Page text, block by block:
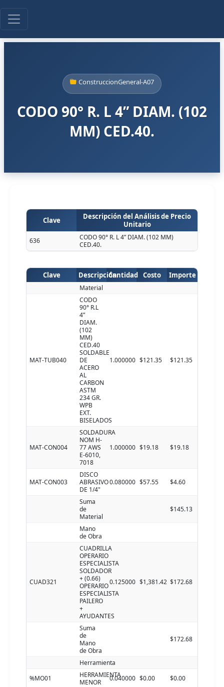
ConstruccionGeneral-A07
CODO 90° R. L 4” DIAM. (102
MM) CED.40.
Clave
Descripción del Análisis de Precio
Unitario
636
CODO 90° R. L 4” DIAM. (102 MM)
CED.40.
Clave DescripciónCantidad Costo Importe
Material
MAT-TUB040
CODO
90° R.L
4”
DIAM.
(102
MM)
CED.40
SOLDABLE
DE
ACERO
AL
CARBON
ASTM
234 GR.
WPB
EXT.
BISELADOS
1.000000 $121.35 $121.35
MAT-CON004
SOLDADURA
NOM H-
77 AWS
E-6010,
7018
1.000000 $19.18 $19.18
MAT-CON003
DISCO
ABRASIVO
DE 1/4"
0.080000 $57.55 $4.60
Suma
de
Material
$145.13
Mano
de Obra
CUAD321
CUADRILLA
OPERARIO
ESPECIALISTA
SOLDADOR
+ (0.66)
OPERARIO
ESPECIALISTA
PAILERO
+
AYUDANTES
0.125000 $1,381.42 $172.68
Suma
de
Mano
de Obra
$172.68
Herramienta
%MO01
HERRAMIENTA
MENOR
0.040000 $0.00 $0.00